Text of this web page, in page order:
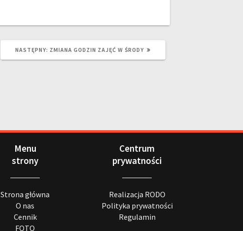
NASTĘPNY: ZMIANA GODZIN ZAJĘĆ W ŚRODY
Menu
strony
Strona główna
O nas
Cennik
FOTO
Centrum
prywatności
Realizacja RODO
Polityka prywatności
Regulamin